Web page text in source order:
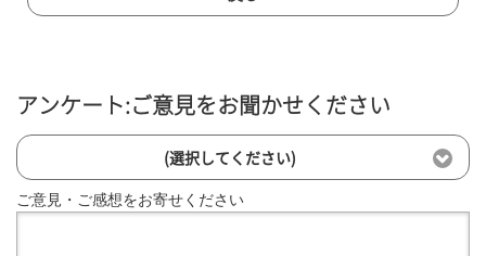
アンケート:ご意見をお聞かせください
(選択してください)
ご意見・ご感想をお寄せください